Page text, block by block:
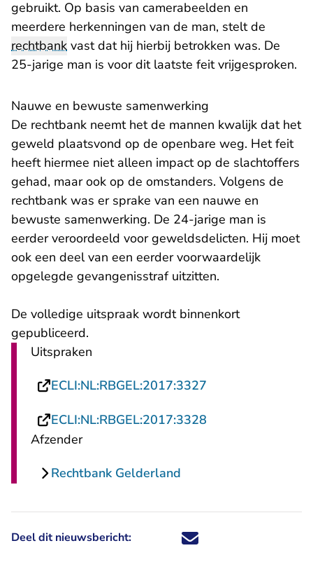
gebruikt. Op basis van camerabeelden en
meerdere herkenningen van de man, stelt de
rechtbank vast dat hij hierbij betrokken was. De
25-jarige man is voor dit laatste feit vrijgesproken.
Nauwe en bewuste samenwerking
De rechtbank neemt het de mannen kwalijk dat het
geweld plaatsvond op de openbare weg. Het feit
heeft hiermee niet alleen impact op de slachtoffers
gehad, maar ook op de omstanders. Volgens de
rechtbank was er sprake van een nauwe en
bewuste samenwerking. De 24-jarige man is
eerder veroordeeld voor geweldsdelicten. Hij moet
ook een deel van een eerder voorwaardelijk
opgelegde gevangenisstraf uitzitten.
De volledige uitspraak wordt binnenkort
gepubliceerd.
Uitspraken
ECLI:NL:RBGEL:2017:3327
ECLI:NL:RBGEL:2017:3328
Afzender
Rechtbank Gelderland
Deel dit nieuwsbericht: Deel dit nieuwsbericht via X -
Deel dit nieuwsbericht via
Deel dit nieuwsbericht
Deel dit